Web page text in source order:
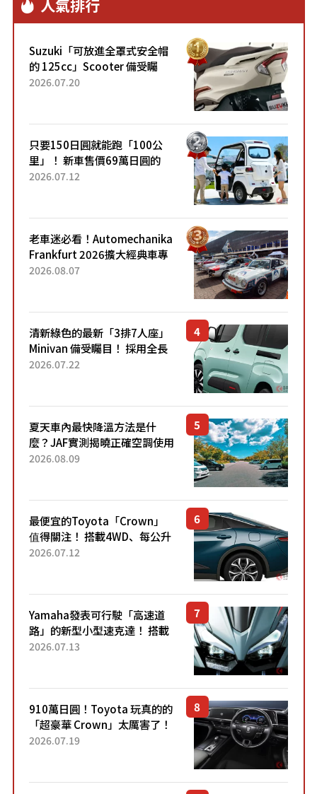
人氣排行
Suzuki「可放進全罩式安全帽
的 125cc」Scooter 備受矚
目！採用全新流線設計與各項
2026.07.20
只要150日圓就能跑「100公
里」！ 新車售價69萬日圓的
「3人座」Trike大受歡迎！ 順
2026.07.12
老車迷必看！Automechanika
Frankfurt 2026擴大經典車專
區 1954年珍稀古董車現場修復
2026.08.07
清新綠色的最新「3排7人座」
Minivan 備受矚目！ 採用全長
4.7公尺剛剛好的車身尺寸與
2026.07.22
夏天車內最快降溫方法是什
麼？JAF實測揭曉正確空調使用
方式
2026.08.09
最便宜的Toyota「Crown」
值得關注！ 搭載4WD、每公升
22.4公里低油耗表現超亮眼！
2026.07.12
Yamaha發表可行駛「高速道
路」的新型小型速克達！ 搭載
能享受超強勁「渦輪感」的動
2026.07.13
910萬日圓！Toyota 玩真的的
「超豪華 Crown」太厲害了！
採用由「匠人技藝」打造的
2026.07.19